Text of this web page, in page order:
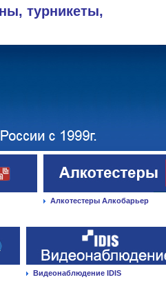
турникеты,
Алкотестеры Алкобарьер
Видеонаблюдение IDIS